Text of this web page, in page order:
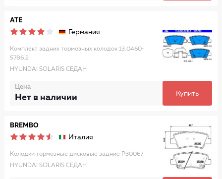
ATE
Германия
Комплект задних тормозных колодок 13.0460-
5786.2
HYUNDAI SOLARIS СЕДАН
Цена
Нет в наличии Купить
BREMBO
Италия
Колодки тормозные дисковые задние P30067
HYUNDAI SOLARIS СЕДАН